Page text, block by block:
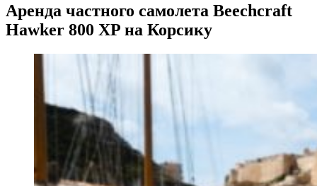
Аренда частного самолета Beechcraft
Hawker 800 XP на Корсику